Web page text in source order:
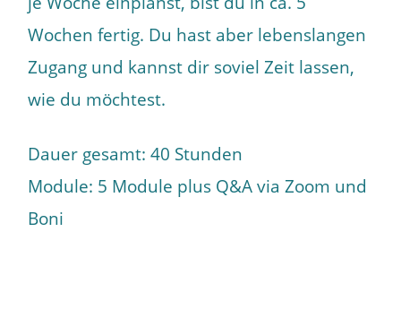
Wochen fertig. Du hast aber lebenslangen
Zugang und kannst dir soviel Zeit lassen,
wie du möchtest.
Dauer gesamt: 40 Stunden
Module: 5 Module plus Q&A via Zoom und
Boni